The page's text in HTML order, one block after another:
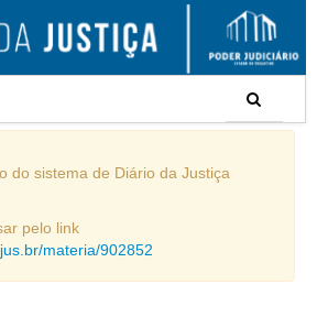
do sistema de Diário da Justiça
pelo link
materia/902852